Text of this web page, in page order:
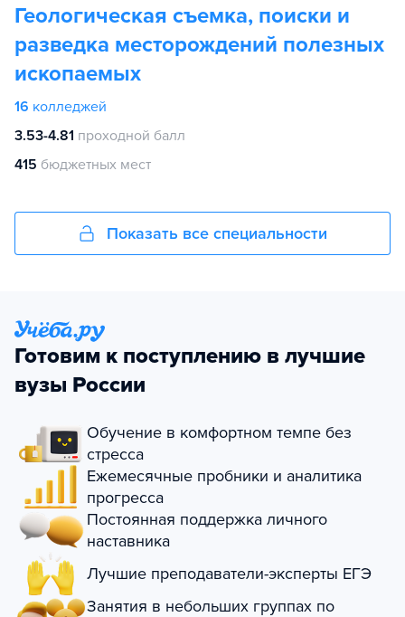
Геологическая съемка, поиски и
разведка месторождений полезных
ископаемых
16 колледжей
3.53-4.81 проходной балл
415 бюджетных мест
Показать все специальности
Готовим к поступлению в лучшие
вузы России
Обучение в комфортном темпе без
стресса
Ежемесячные пробники и аналитика
прогресса
Постоянная поддержка личного
наставника
Лучшие преподаватели-эксперты ЕГЭ
Занятия в небольших группах по